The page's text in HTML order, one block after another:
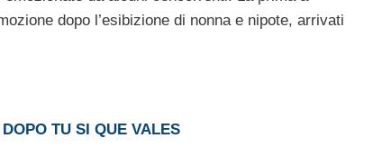
dopo l’esibizione di nonna e nipote, arrivati
TU SI QUE VALES